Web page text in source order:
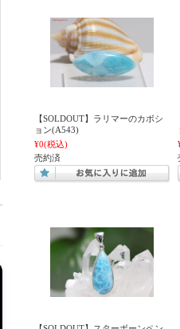
【SOLDOUT】ラリマーのカボシ
ョン(A543)
¥0(税込)
売約済